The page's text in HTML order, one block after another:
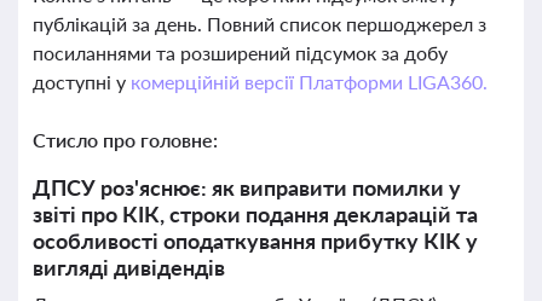
публікацій за день. Повний список першоджерел з
посиланнями та розширений підсумок за добу
доступні у комерційній версії Платформи LIGA360.
Стисло про головне:
ДПСУ роз'яснює: як виправити помилки у
звіті про КІК, строки подання декларацій та
особливості оподаткування прибутку КІК у
вигляді дивідендів